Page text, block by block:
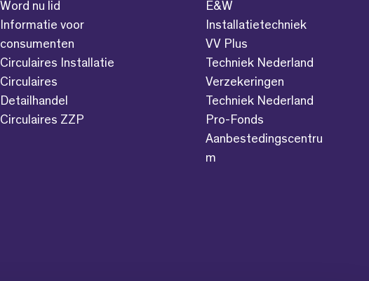
Word nu lid
Informatie voor
consumenten
Circulaires Installatie
Circulaires
Detailhandel
Circulaires ZZP
E&W
Installatietechniek
VV Plus
Techniek Nederland
Verzekeringen
Techniek Nederland
Pro-Fonds
Aanbestedingscentru
m